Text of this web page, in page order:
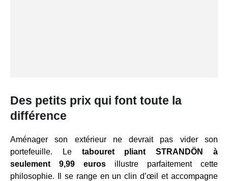
Des petits prix qui font toute la
différence
Aménager son extérieur ne devrait pas vider son
portefeuille. Le tabouret pliant STRANDÖN à
seulement 9,99 euros illustre parfaitement cette
philosophie. Il se range en un clin d’œil et accompagne